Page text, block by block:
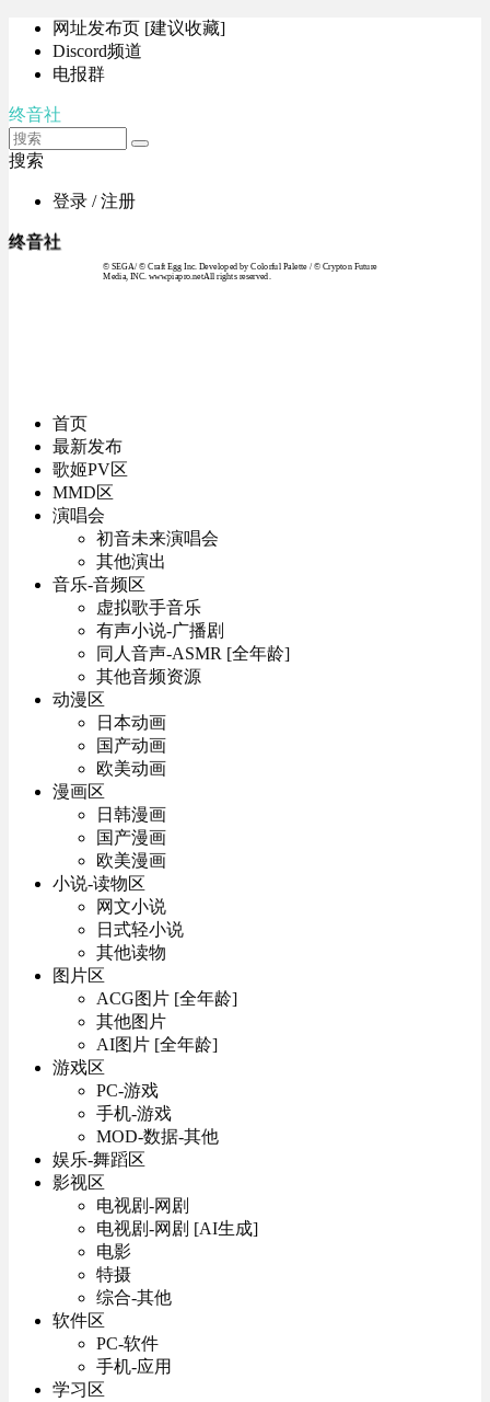
网址发布页 [建议收藏]
Discord频道
电报群
终音社
搜索
登录 / 注册
终音社
© SEGA / © Craft Egg Inc. Developed by Colorful Palette / © Crypton Future
Media, INC. www.piapro.netAll rights reserved.
首页
最新发布
歌姬PV区
MMD区
演唱会
初音未来演唱会
其他演出
音乐-音频区
虚拟歌手音乐
有声小说-广播剧
同人音声-ASMR [全年龄]
其他音频资源
动漫区
日本动画
国产动画
欧美动画
漫画区
日韩漫画
国产漫画
欧美漫画
小说-读物区
网文小说
日式轻小说
其他读物
图片区
ACG图片 [全年龄]
其他图片
AI图片 [全年龄]
游戏区
PC-游戏
手机-游戏
MOD-数据-其他
娱乐-舞蹈区
影视区
电视剧-网剧
电视剧-网剧 [AI生成]
电影
特摄
综合-其他
软件区
PC-软件
手机-应用
学习区